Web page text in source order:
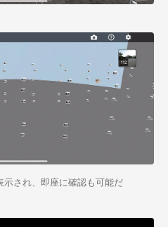
され、即座に確認も可能だ